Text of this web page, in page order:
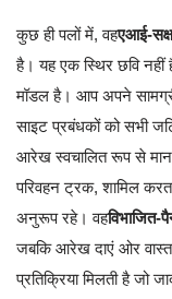
कुछ ही पलों में, वहएआई-
है। यह एक स्थिर छवि
मॉडल है। आप अपने
साइट प्रबंधकों को सभी
आरेख स्वचालित रूप से
परिवहन ट्रक, शामिल
अनुरूप रहे। वहविभाजित-
जबकि आरेख दाएं ओर
प्रतिक्रिया मिलती है जो